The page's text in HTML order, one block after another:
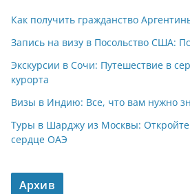
Как получить гражданство
Запись на визу в Посольство США:
Экскурсии в Сочи: Путешествие в
курорта
Визы в Индию: Все, что вам нужно
Туры в Шарджу из Москвы: Откройте
сердце ОАЭ
Архив